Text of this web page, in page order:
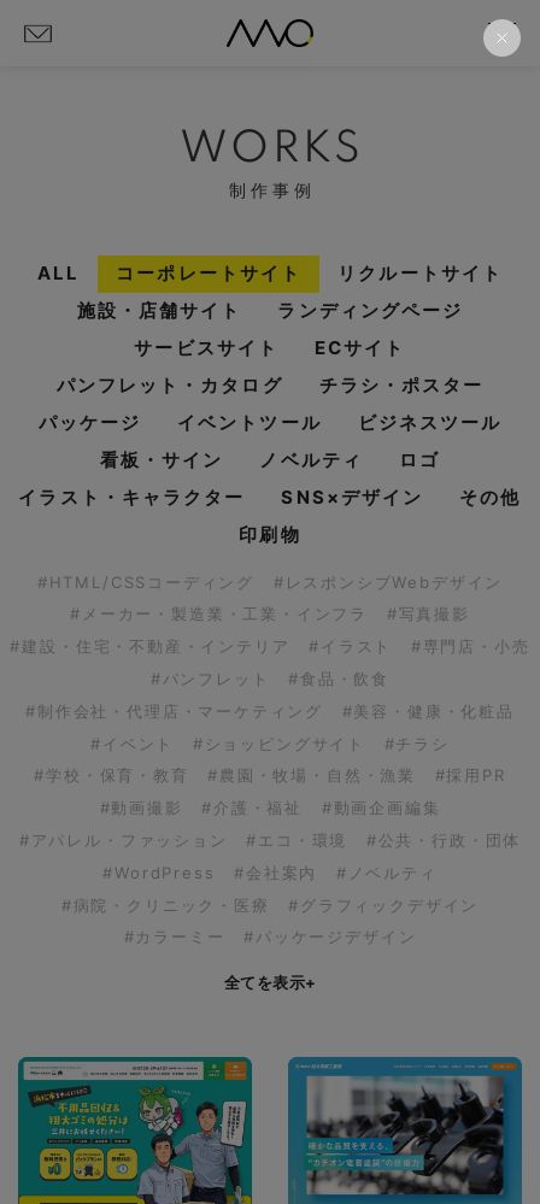
WORKS
制作事例
ALL コーポレートサイト
リクルートサイト
施設・店舗サイト
ランディングページ
サービスサイト
ECサイト
パンフレット・カタログ
チラシ・ポスター
パッケージ
イベントツール
ビジネスツール
看板・サイン
ノベルティ
ロゴ
イラスト・キャラクター
SNS×デザイン
その他
印刷物
#HTML/CSSコーディング
#レスポンシブWebデザイン
#メーカー・製造業・工業・インフラ
#写真撮影
#建設・住宅・不動産・インテリア
#イラスト
#専門店・小売
#パンフレット
#食品・飲食
#制作会社・代理店・マーケティング
#美容・健康・化粧品
#イベント
#ショッピングサイト
#チラシ
#学校・保育・教育
#農園・牧場・自然・漁業
#採用PR
#動画撮影
#介護・福祉
#動画企画編集
#アパレル・ファッション
#エコ・環境
#公共・行政・団体
#WordPress
#会社案内
#ノベルティ
#病院・クリニック・医療
#グラフィックデザイン
#カラーミー
#パッケージデザイン
全てを表示+